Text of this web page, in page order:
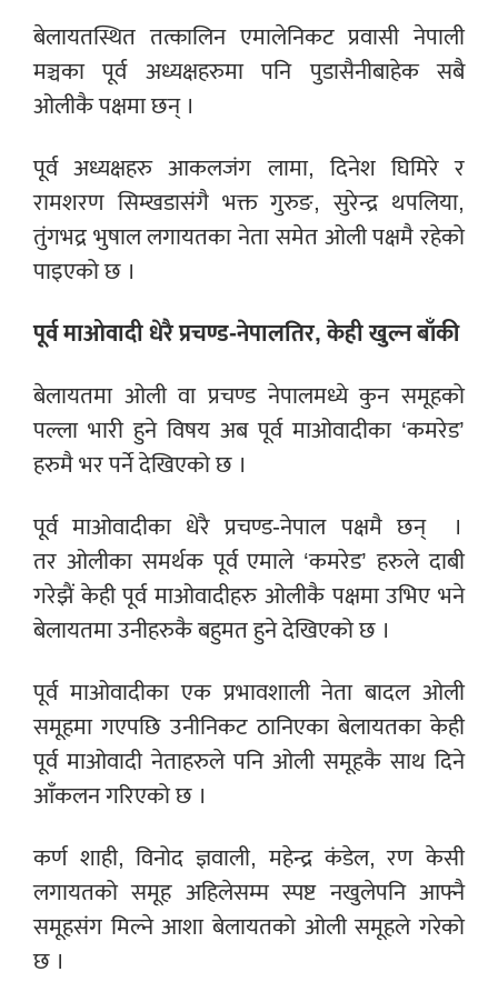
बेलायतस्थित तत्कालिन एमालेनिकट प्रवासी नेपाली
मञ्चका पूर्व अध्यक्षहरुमा पनि पुडासैनीबाहेक सबै
ओलीकै पक्षमा छन् ।
पूर्व अध्यक्षहरु आकलजंग लामा, दिनेश घिमिरे र
रामशरण सिम्खडासंगै भक्त गुरुङ, सुरेन्द्र थपलिया,
तुंगभद्र भुषाल लगायतका नेता समेत ओली पक्षमै रहेको
पाइएको छ ।
पूर्व माओवादी धेरै प्रचण्ड-नेपालतिर, केही खुल्न बाँकी
बेलायतमा ओली वा प्रचण्ड नेपालमध्ये कुन समूहको
पल्ला भारी हुने विषय अब पूर्व माओवादीका ‘कमरेड’
हरुमै भर पर्ने देखिएको छ ।
पूर्व माओवादीका धेरै प्रचण्ड-नेपाल पक्षमै छन्
।
तर ओलीका समर्थक पूर्व एमाले ‘कमरेड’ हरुले दाबी
गरेझैं केही पूर्व माओवादीहरु ओलीकै पक्षमा उभिए भने
बेलायतमा उनीहरुकै बहुमत हुने देखिएको छ ।
पूर्व माओवादीका एक प्रभावशाली नेता बादल ओली
समूहमा गएपछि उनीनिकट ठानिएका बेलायतका केही
पूर्व माओवादी नेताहरुले पनि ओली समूहकै साथ दिने
आँकलन गरिएको छ ।
कर्ण शाही, विनोद ज्ञवाली, महेन्द्र कंडेल, रण केसी
लगायतको समूह अहिलेसम्म स्पष्ट नखुलेपनि आफ्नै
समूहसंग मिल्ने आशा बेलायतको ओली समूहले गरेको
छ ।